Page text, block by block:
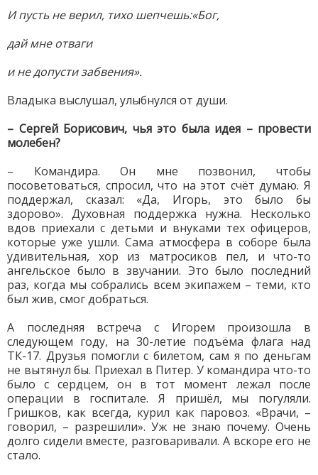
И пусть не верил, тихо шепчешь:«Бог,
дай мне отваги
и не допусти забвения».
Владыка выслушал, улыбнулся от души.
– Сергей Борисович, чья это была идея – провести
молебен?
– Командира. Он мне позвонил, чтобы
посоветоваться, спросил, что на этот счёт думаю. Я
поддержал, сказал: «Да, Игорь, это было бы
здорово». Духовная поддержка нужна. Несколько
вдов приехали с детьми и внуками тех офицеров,
которые уже ушли. Сама атмосфера в соборе была
удивительная, хор из матросиков пел, и что-то
ангельское было в звучании. Это было последний
раз, когда мы собрались всем экипажем – теми, кто
был жив, смог добраться.
А последняя встреча с Игорем произошла в
следующем году, на 30-летие подъёма флага над
ТК-17. Друзья помогли с билетом, сам я по деньгам
не вытянул бы. Приехал в Питер. У командира что-то
было с сердцем, он в тот момент лежал после
операции в госпитале. Я пришёл, мы погуляли.
Гришков, как всегда, курил как паровоз. «Врачи, –
говорил, – разрешили». Уж не знаю почему. Очень
долго сидели вместе, разговаривали. А вскоре его не
стало.